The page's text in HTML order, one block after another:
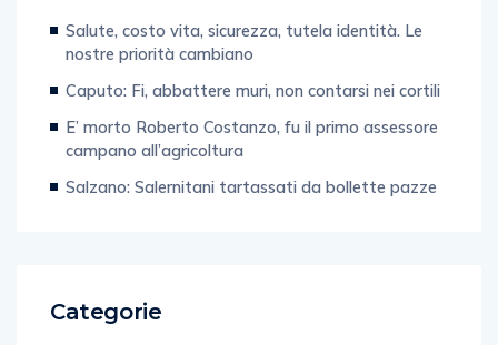
Salute, costo vita, sicurezza, tutela identità. Le
nostre priorità cambiano
Caputo: Fi, abbattere muri, non contarsi nei cortili
E’ morto Roberto Costanzo, fu il primo assessore
campano all’agricoltura
Salzano: Salernitani tartassati da bollette pazze
Categorie